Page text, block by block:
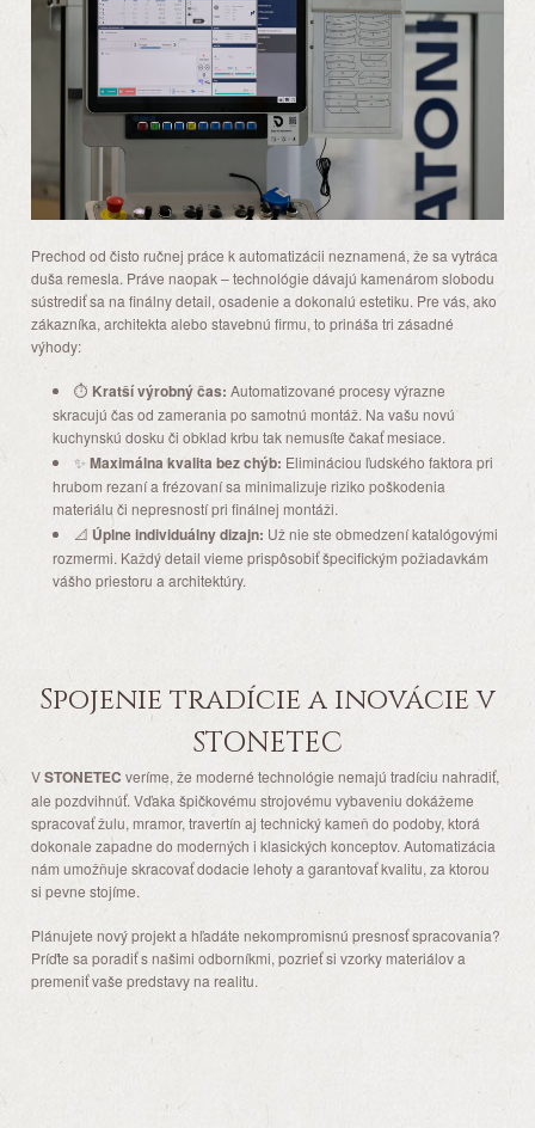
Prechod od čisto ručnej práce k automatizácii neznamená, že sa vytráca
duša remesla. Práve naopak – technológie dávajú kamenárom slobodu
sústrediť sa na finálny detail, osadenie a dokonalú estetiku. Pre vás, ako
zákazníka, architekta alebo stavebnú firmu, to prináša tri zásadné
výhody:
⏱️ Kratší výrobný čas: Automatizované procesy výrazne
skracujú čas od zamerania po samotnú montáž. Na vašu novú
kuchynskú dosku či obklad krbu tak nemusíte čakať mesiace.
✨Maximálna kvalita bez chýb: Elimináciou ľudského faktora pri
hrubom rezaní a frézovaní sa minimalizuje riziko poškodenia
materiálu či nepresností pri finálnej montáži.
📐 Úplne individuálny dizajn: Už nie ste obmedzení katalógovými
rozmermi. Každý detail vieme prispôsobiť špecifickým požiadavkám
vášho priestoru a architektúry.
Spojenie tradície a inovácie v
STONETEC
VSTONETEC veríme, že moderné technológie nemajú tradíciu nahradiť,
ale pozdvihnúť. Vďaka špičkovému strojovému vybaveniu dokážeme
spracovať žulu, mramor, travertín aj technický kameň do podoby, ktorá
dokonale zapadne do moderných i klasických konceptov. Automatizácia
nám umožňuje skracovať dodacie lehoty a garantovať kvalitu, za ktorou
si pevne stojíme.
Plánujete nový projekt a hľadáte nekompromisnú presnosť spracovania?
Príďte sa poradiť s našimi odborníkmi, pozrieť si vzorky materiálov a
premeniť vaše predstavy na realitu.